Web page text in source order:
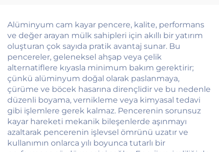
Yangın Kapısı
Alüminyum cam kayar pencere, kalite, performans
ve değer arayan mülk sahipleri için akıllı bir yatırım
oluşturan çok sayıda pratik avantaj sunar. Bu
pencereler, geleneksel ahşap veya çelik
alternatiflere kıyasla minimum bakım gerektirir;
çünkü alüminyum doğal olarak paslanmaya,
çürüme ve böcek hasarına dirençlidir ve bu nedenle
düzenli boyama, vernikleme veya kimyasal tedavi
gibi işlemlere gerek kalmaz. Pencerenin sorunsuz
kayar hareketi mekanik bileşenlerde aşınmayı
azaltarak pencerenin işlevsel ömrünü uzatır ve
kullanımın onlarca yılı boyunca tutarlı bir